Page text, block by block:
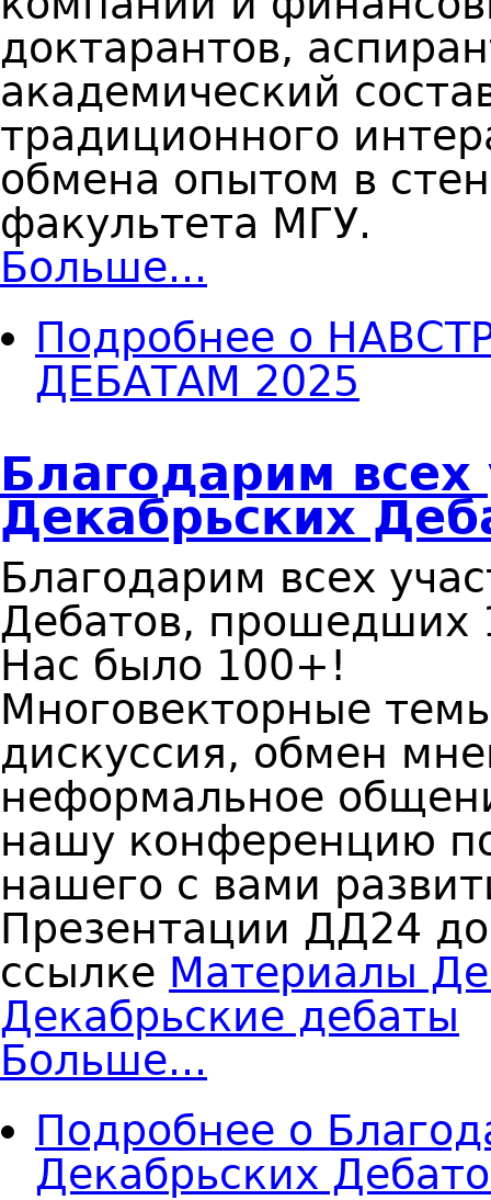
доктарантов,
академический
традиционного
обмена опытом в
факультета МГУ.
Больше...
Подробнее о
ДЕБАТАМ 2025
Благодарим всех
Декабрьских
Благодарим всех
Дебатов, прошедших
Нас было 100+!
Многовекторные
дискуссия, обмен
неформальное
нашу конференцию
нашего с вами
Презентации ДД24
ссылке Материалы
Декабрьские дебаты
Больше...
Подробнее о
Декабрьских